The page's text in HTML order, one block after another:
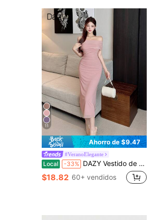
11
Ahorro de $9.47
#VeranoElegante
Local -33% DAZY Vestido de cóctel con hombros descubiertos, drapeado lateral y superposición de malla, vestido elegante para boda y vestido largo
$18.82 60+ vendidos